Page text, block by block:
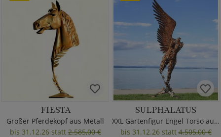
FIESTA
Großer Pferdekopf aus Metall
bis 31.12.26 statt2.585,00 €
SULPHALATUS
XXL Gartenfigur Engel Torso aus Metall
bis 31.12.26 statt4.505,00 €